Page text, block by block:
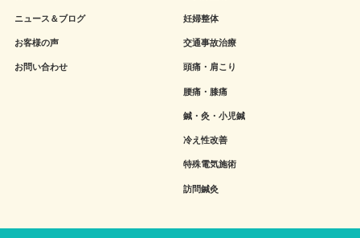
ニュース＆ブログ
お客様の声
お問い合わせ
妊婦整体
交通事故治療
頭痛・肩こり
腰痛・膝痛
鍼・灸・小児鍼
冷え性改善
特殊電気施術
訪問鍼灸